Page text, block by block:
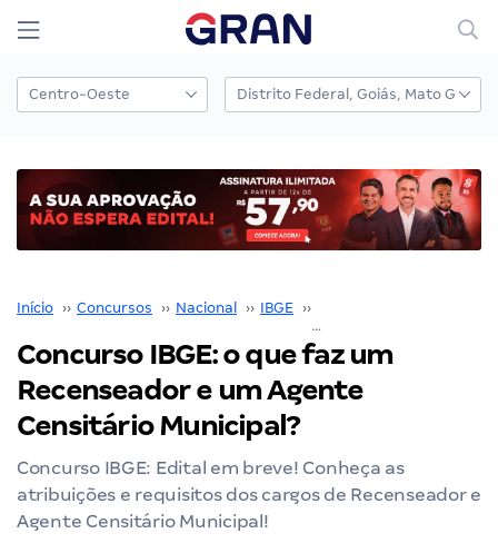
Início ›› Concursos ›› Nacional ›› IBGE ››
Concurso IBGE: o que faz um
Recenseador e um Agente
Censitário Municipal?
Concurso IBGE: Edital em breve! Conheça as
atribuições e requisitos dos cargos de Recenseador e
Agente Censitário Municipal!